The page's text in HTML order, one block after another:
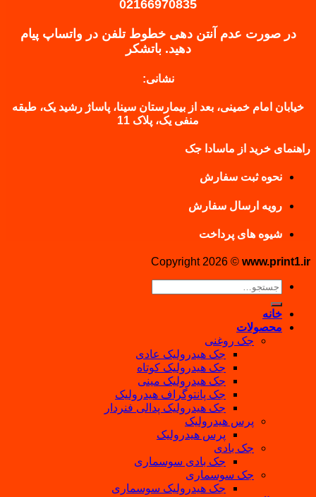
02166970835
در صورت عدم آنتن دهی خطوط تلفن در واتساپ پیام
دهید.باتشکر
نشانی:
خیابان امام خمینی، بعد از بیمارستان سینا، پاساژ رشید یک، طبقه
منفی یک، پلاک 11
راهنمای خرید از ماسادا جک
نحوه ثبت سفارش
رویه ارسال سفارش
شیوه های پرداخت
Copyright 2026 © www.print1.ir
جستجو
خانه
محصولات
جک روغنی
جک هیدرولیک عادی
جک هیدرولیک کوتاه
جک هیدرولیک مینی
جک پانتوگراف هیدرولیک
جک هیدرولیک پدالی فنردار
پرس هیدرولیک
پرس هیدرولیک
جک بادی
جک بادی سوسماری
جک سوسماری
جک هیدرولیک سوسماری